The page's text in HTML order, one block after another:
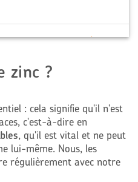
le rhume et le système
zinc ?
: cela signifie qu'il n'est
c'est-à-dire en
, qu'il est vital et ne peut
lui-même. Nous, les
régulièrement avec notre